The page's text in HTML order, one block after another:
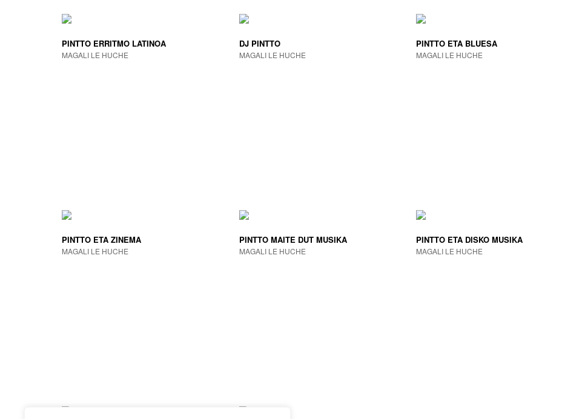
PINTTO ERRITMO LATINOA
MAGALI LE HUCHE
DJ PINTTO
MAGALI LE HUCHE
PINTTO ETA BLUESA
MAGALI LE HUCHE
PINTTO ETA ZINEMA
MAGALI LE HUCHE
PINTTO MAITE DUT MUSIKA
MAGALI LE HUCHE
PINTTO ETA DISKO MUSIKA
MAGALI LE HUCHE